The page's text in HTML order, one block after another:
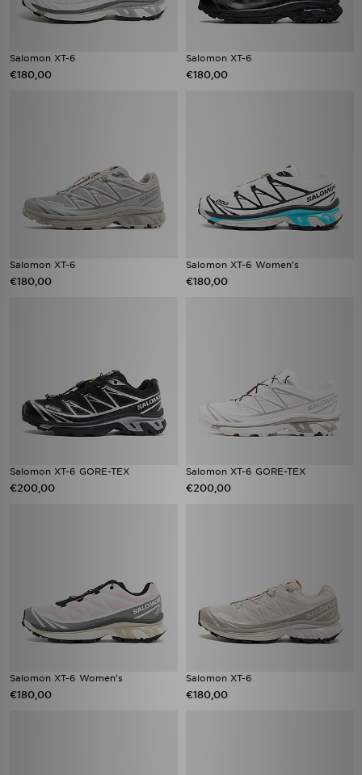
Salomon XT-6
€180,00
Salomon XT-6
€180,00
Salomon XT-6
€180,00
Salomon XT-6 Women's
€180,00
Salomon XT-6 GORE-TEX
€200,00
Salomon XT-6 GORE-TEX
€200,00
Salomon XT-6 Women's
€180,00
Salomon XT-6
€180,00